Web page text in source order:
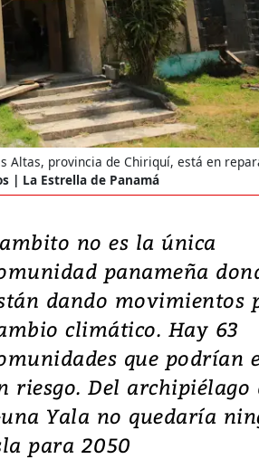
Altas, provincia de Chiriquí, está en
| La Estrella de Panamá
no es la única
panameña
dando movimientos
climático. Hay 63
que podrían
riesgo. Del archipiélago
Yala no quedaría
para 2050
Un fuerte terremoto de
7,1 se registró este martes
julio en la prefectura de
al sur de Japón, provocando
emergencia de gran...